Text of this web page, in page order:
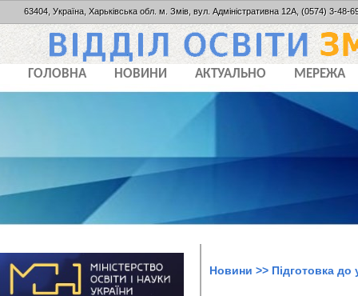
63404, Україна, Харьківська обл. м. Змів, вул. Адміністративна 12А, (0574) 3-48-
ГОЛОВНА НОВИНИ АКТУАЛЬНО МЕРЕЖА
Новини >> Підготовка до